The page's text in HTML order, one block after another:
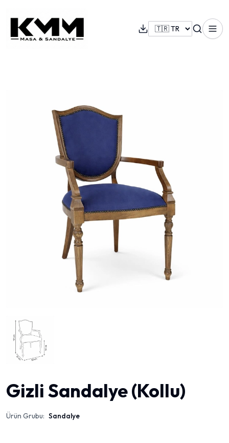
Gizli Sandalye (Kollu)
Ürün Grubu: Sandalye